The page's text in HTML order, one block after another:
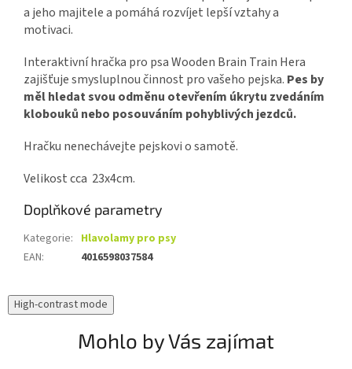
a jeho majitele a pomáhá rozvíjet lepší vztahy a
motivaci.
Interaktivní hračka pro psa Wooden Brain Train Hera
zajišťuje smysluplnou činnost pro vašeho pejska. Pes by
měl hledat svou odměnu otevřením úkrytu zvedáním
klobouků nebo posouváním pohyblivých jezdců.
Hračku nenechávejte pejskovi o samotě.
Velikost cca 23x4cm.
Doplňkové parametry
Kategorie: Hlavolamy pro psy
EAN: 4016598037584
High-contrast mode
Mohlo by Vás zajímat